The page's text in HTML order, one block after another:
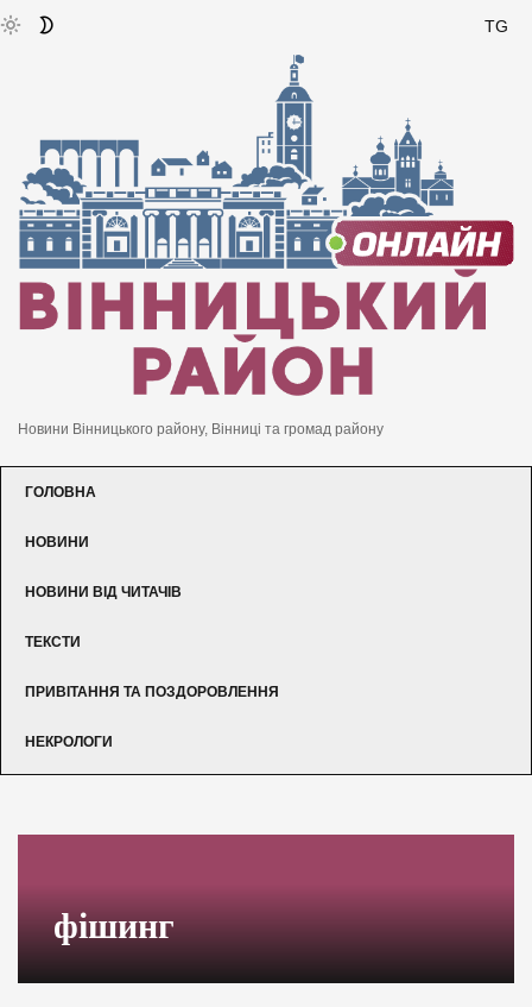
TG
Новини Вінницького району, Вінниці та громад району
ГОЛОВНА
НОВИНИ
НОВИНИ ВІД ЧИТАЧІВ
ТЕКСТИ
ПРИВІТАННЯ ТА ПОЗДОРОВЛЕННЯ
НЕКРОЛОГИ
фішинг